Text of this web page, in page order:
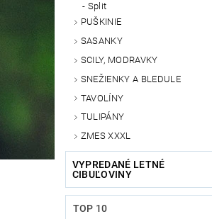
Split
PUŠKINIE
SASANKY
SCILY, MODRAVKY
SNEŽIENKY A BLEDULE
TAVOLÍNY
TULIPÁNY
ZMES XXXL
VYPREDANÉ LETNÉ
CIBUĽOVINY
TOP 10